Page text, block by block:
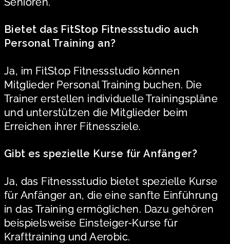
Bietet das FitStop Fitnessstudio auch
Personal Training an?
Ja, im FitStop Fitnessstudio können
Mitglieder Personal Training buchen. Die
Trainer erstellen individuelle Trainingspläne
und unterstützen die Mitglieder beim
Erreichen ihrer Fitnessziele.
Gibt es spezielle Kurse für Anfänger?
Ja, das Fitnessstudio bietet spezielle Kurse
für Anfänger an, die eine sanfte Einführung
in das Training ermöglichen. Dazu gehören
beispielsweise Einsteiger-Kurse für
Krafttraining und Aerobic.